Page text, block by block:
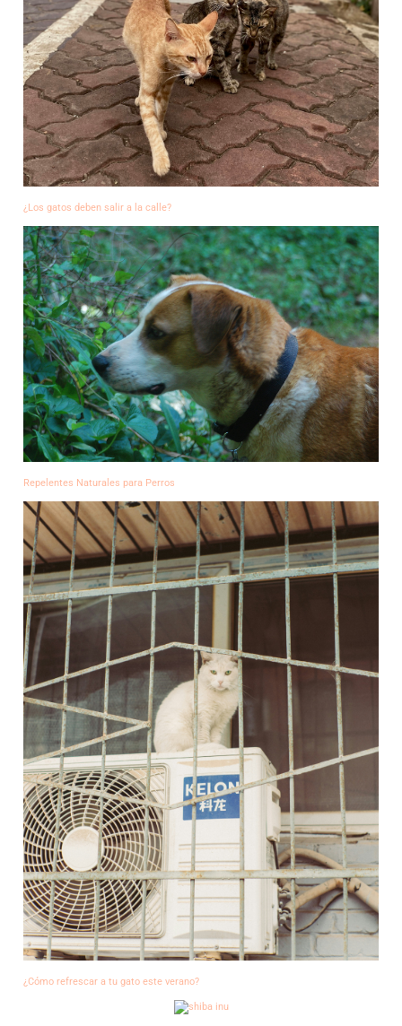
¿Los gatos deben salir a la calle?
Repelentes Naturales para Perros
¿Cómo refrescar a tu gato este verano?